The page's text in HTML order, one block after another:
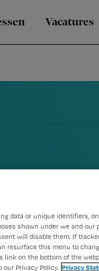
Vacatures
data or unique identifiers,
shown under we and our
will disable them. If
resurface this menu to
on the bottom of the
Privacy Policy. Privacy